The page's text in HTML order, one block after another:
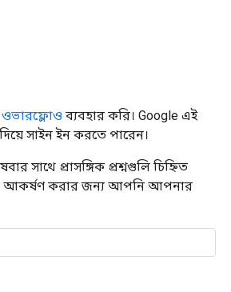
ওভারফ্লোও ব্যবহার করি। Google এই
সাইন ইন করতে পারেন।
সাথে প্রাসঙ্গিক প্রশ্নগুলি চিহ্নিত
আকর্ষণ করার জন্য আপনি আপনার